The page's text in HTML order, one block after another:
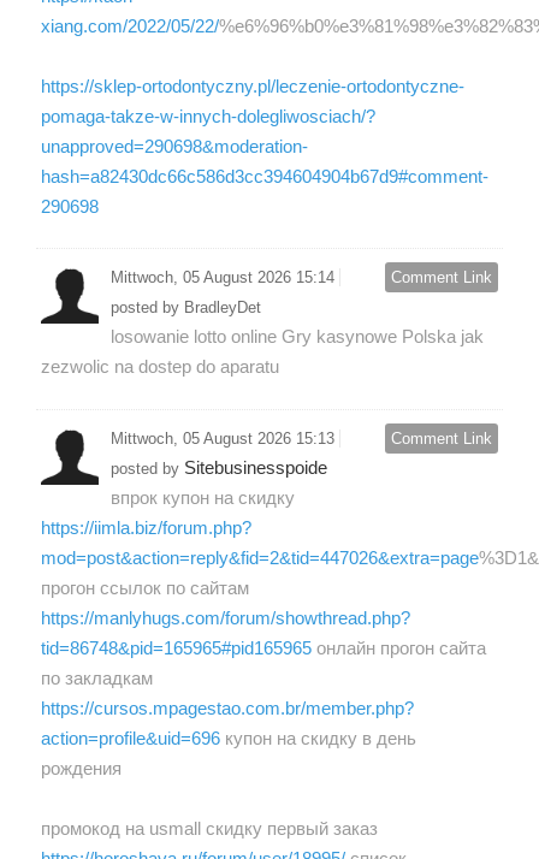
xiang.com/2022/05/22/
https://sklep-ortodontyczny.pl/leczenie-ortodontyczne-
pomaga-takze-w-innych-dolegliwosciach/?
unapproved=290698&moderation-
hash=a82430dc66c586d3cc394604904b67d9#comment-
290698
Comment Link
Mittwoch, 05 August 2026 15:14
posted by BradleyDet
losowanie lotto online Gry kasynowe Polska jak
zezwolic na dostep do aparatu
Comment Link
Mittwoch, 05 August 2026 15:13
posted by Sitebusinesspoide
впрок купон на скидку
https://iimla.biz/forum.php?
mod=post&action=reply&fid=2&tid=447026&extra=page
прогон ссылок по сайтам
https://manlyhugs.com/forum/showthread.php?
tid=86748&pid=165965#pid165965 онлайн прогон сайта
по закладкам
https://cursos.mpagestao.com.br/member.php?
action=profile&uid=696 купон на скидку в день
рождения
промокод на usmall скидку первый заказ